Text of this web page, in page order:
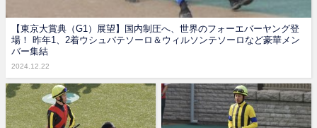
【東京大賞典（G1）展望】国内制圧へ、世界のフォーエバーヤング登
場！ 昨年1、2着ウシュバテソーロ＆ウィルソンテソーロなど豪華メン
バー集結
2024.12.22